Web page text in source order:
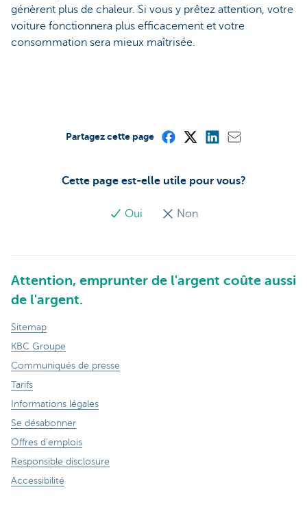
génèrent plus de chaleur. Si vous y prêtez attention, votre
voiture fonctionnera plus efficacement et votre
consommation sera mieux maîtrisée.
Cette page est-elle utile pour vous?
Oui Non
Partagez cette page
Attention, emprunter de l'argent coûte aussi
de l'argent.
Sitemap
KBC Groupe
Communiqués de presse
Tarifs
Informations légales
Se désabonner
Offres d'emplois
Responsible disclosure
Accessibilité